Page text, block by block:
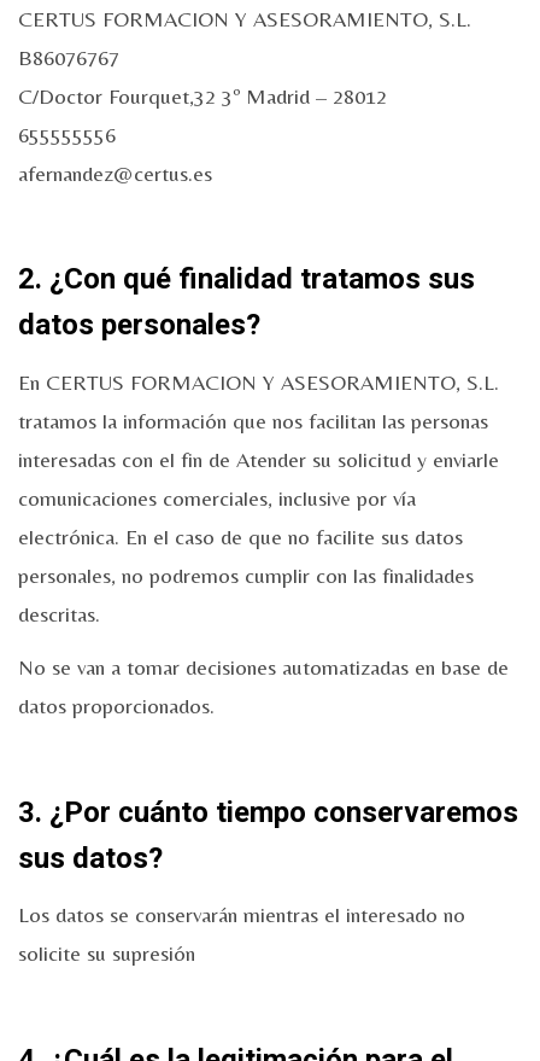
CERTUS FORMACION Y ASESORAMIENTO, S.L.
B86076767
C/Doctor Fourquet,32 3º Madrid – 28012
655555556
afernandez@certus.es
2. ¿Con qué finalidad tratamos sus
datos personales?
En CERTUS FORMACION Y ASESORAMIENTO, S.L.
tratamos la información que nos facilitan las personas
interesadas con el fin de Atender su solicitud y enviarle
comunicaciones comerciales, inclusive por vía
electrónica. En el caso de que no facilite sus datos
personales, no podremos cumplir con las finalidades
descritas.
No se van a tomar decisiones automatizadas en base de
datos proporcionados.
3. ¿Por cuánto tiempo conservaremos
sus datos?
Los datos se conservarán mientras el interesado no
solicite su supresión